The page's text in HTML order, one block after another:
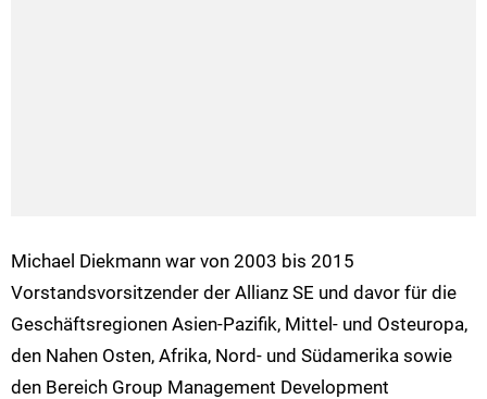
Michael Diekmann war von 2003 bis 2015
Vorstandsvorsitzender der Allianz SE und davor für die
Geschäftsregionen Asien-Pazifik, Mittel- und Osteuropa,
den Nahen Osten, Afrika, Nord- und Südamerika sowie
den Bereich Group Management Development